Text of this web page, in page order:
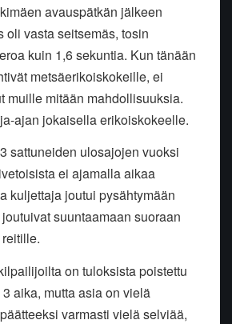
avauspätkän jälkeen
oli vasta seitsemäs, tosin
kuin 1,6 sekuntia. Kun tänään
metsäerikoiskokeille, ei
muille mitään mahdollisuuksia.
ajan jokaisella erikoiskokeelle.
sattuneiden ulosajojen vuoksi
ei ajamalla aikaa
kuljettaja joutui pysähtymään
suuntaamaan suoraan
on tuloksista poistettu
aika, mutta asia on vielä
varmasti vielä selviää,